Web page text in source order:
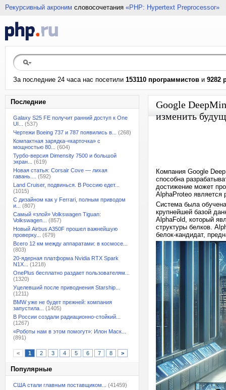
Рекурсивный акроним словосочетания «PHP: Hypertext Preprocessor»
За последние 24 часа нас посетили 153110 программистов и 9282
Последние
Galaxy S25 FE получит ранний доступ к One
UI...
(537)
Чертежи Boeing 737 и 787 появились в...
(268)
Компактная зарядка-«карточка» с
мощностью 80...
(604)
Турбо-версия Dimensity 7500 и большой
экран...
(619)
Новая статья: Corsair Cove — лихая
гавань....
(592)
Land Cruiser, подвинься. В Россию едет...
(1015)
С дизайном как у Ferrari, полным приводом
и...
(807)
Самый «злой» Volkswagen Tiguan:
Volkswagen...
(857)
Новый Airbus A350F прошел важнейшую
проверку...
(679)
Всего 12 км между аппаратами: в космосе...
(803)
20-ядерная платформа Nvidia RTX Spark
N1X...
(1218)
OnePlus бесплатно раздает пользователям...
(1320)
Уцелевший после приводнения Starship...
(1211)
BMW уже не будет прежней: компания
запустила...
(1405)
В России создали радиационно-стойкий...
(1267)
«Роботы нам в этом помогут»: Илон Маск...
(891)
< 1 2 3 4 5 6 7 8 >
Популярные
США стали главным поставщиком...
(41459)
Google
изменить
Компания Google
способна
достижение может
AlphaProteo является
Система была
крупнейшей базой
AlphaFold, который
структуры белков.
белок-кандидат,